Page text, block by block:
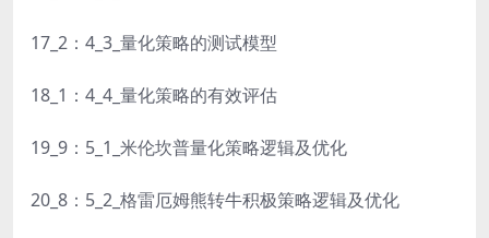
17_2：4_3_量化策略的测试模型
18_1：4_4_量化策略的有效评估
19_9：5_1_米伦坎普量化策略逻辑及优化
20_8：5_2_格雷厄姆熊转牛积极策略逻辑及优化